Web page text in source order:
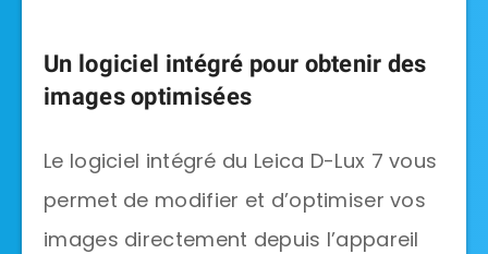
Un logiciel intégré pour obtenir des
images optimisées
Le logiciel intégré du Leica D-Lux 7 vous
permet de modifier et d’optimiser vos
images directement depuis l’appareil